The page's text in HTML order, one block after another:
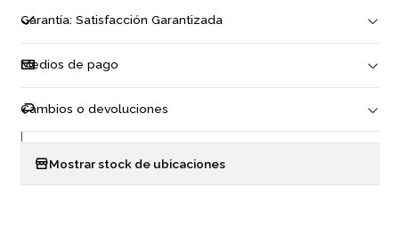
Garantía: Satisfacción Garantizada
Medios de pago
Cambios o devoluciones
|
Mostrar stock de ubicaciones